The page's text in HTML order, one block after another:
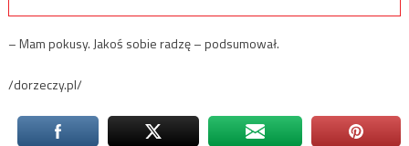
– Mam pokusy. Jakoś sobie radzę – podsumował.
/dorzeczy.pl/